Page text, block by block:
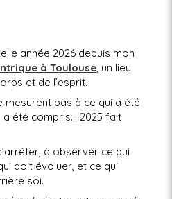
année 2026 depuis mon
à Toulouse, un lieu
et de l’esprit.
mesurent pas à ce qui a été
a été compris… 2025 fait
à observer ce qui
doit évoluer, et ce qui
soi.